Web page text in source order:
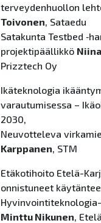
terveydenhuollon
Toivonen , Sataedu
Satakunta Testbed
projektipäällikkö
Prizztech Oy
Ikäteknologia
varautumisessa –
2030,
Neuvotteleva
Karppanen , STM
Etäkotihoito Etelä-
onnistuneet
Minttu Nikunen ,